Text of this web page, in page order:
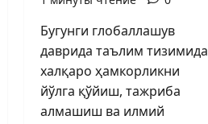
Бугунги глобаллашув
даврида таълим тизимида
халқаро ҳамкорликни
йўлга қўйиш, тажриба
алмашиш ва илмий